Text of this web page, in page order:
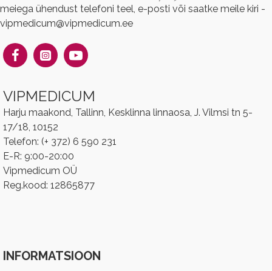
meiega ühendust telefoni teel, e-posti või saatke meile kiri -
vipmedicum@vipmedicum.ee
VIPMEDICUM
Harju maakond, Tallinn, Kesklinna linnaosa, J. Vilmsi tn 5-
17/18, 10152
Telefon: (+ 372) 6 590 231
E-R: 9:00-20:00
Vipmedicum OÜ
Reg.kood: 12865877
INFORMATSIOON